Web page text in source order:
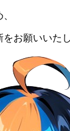
お願いいたし